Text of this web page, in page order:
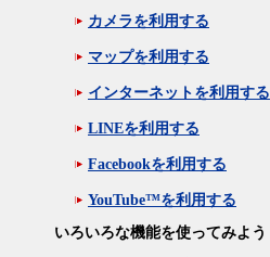
カメラを利用する
マップを利用する
インターネットを利用する
LINEを利用する
Facebookを利用する
YouTube™を利用する
いろいろな機能を使ってみよう